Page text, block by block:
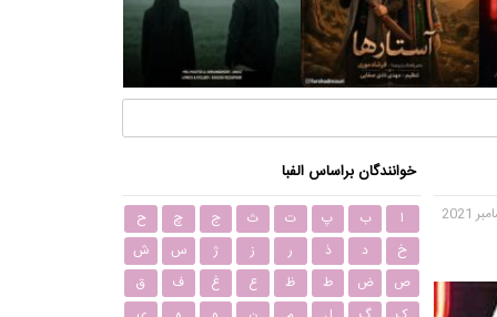
خوانندگان براساس الفبا
ا ب پ ت ث ج چ
ح
خ
د ذ ر ز ژ س
ش
ص
ض ط ظ ع غ ف
ق